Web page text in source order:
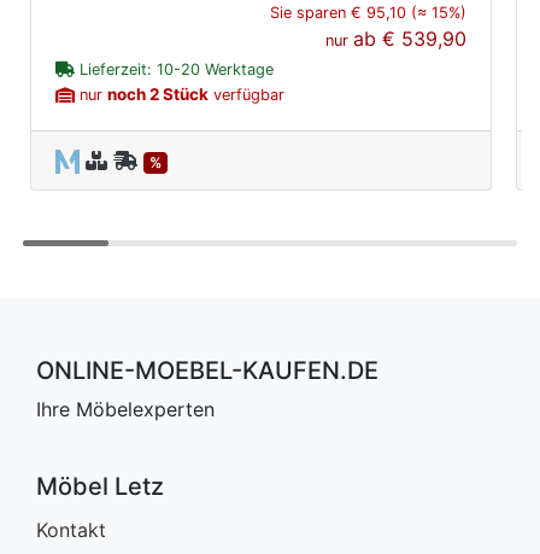
Sie sparen € 95,10 (≈ 15%)
nurab€ 539,90
Lieferzeit: 10-20 Werktage
nur noch 2 Stück verfügbar
%
ONLINE-MOEBEL-KAUFEN.DE
Ihre Möbelexperten
Möbel Letz
Kontakt